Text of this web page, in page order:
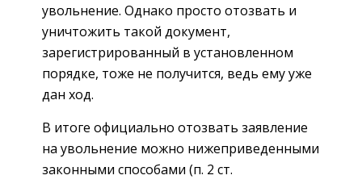
увольнение. Однако просто отозвать и
уничтожить такой документ,
зарегистрированный в установленном
порядке, тоже не получится, ведь ему уже
дан ход.
В итоге официально отозвать заявление
на увольнение можно нижеприведенными
законными способами (п. 2 ст.